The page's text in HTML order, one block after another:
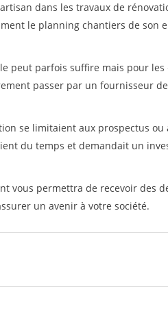
dans les travaux de
le planning chantiers de son
peut parfois suffire mais pour
passer par un fournisseur
se limitaient aux prospectus ou
du temps et demandait un
vous permettra de recevoir des
un avenir à votre société.